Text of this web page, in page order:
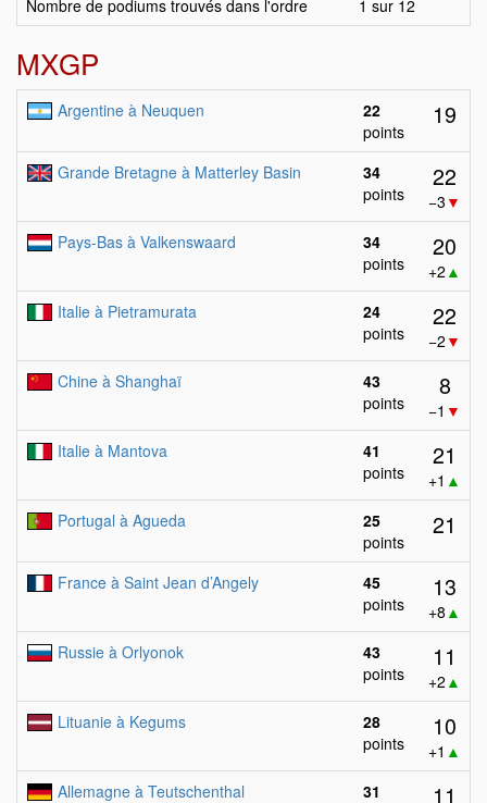
Nombre de podiums trouvés dans l'ordre 1 sur 12
MXGP
Argentine à Neuquen
22
points
19
Grande Bretagne à Matterley Basin
34
points
22
−3 ▼
Pays-Bas à Valkenswaard
34
points
20
+2 ▲
Italie à Pietramurata
24
points
22
−2 ▼
Chine à Shanghaï
43
points
8
−1 ▼
Italie à Mantova
41
points
21
+1 ▲
Portugal à Agueda
25
points
21
France à Saint Jean d’Angely
45
points
13
+8 ▲
Russie à Orlyonok
43
points
11
+2 ▲
Lituanie à Kegums
28
points
10
+1 ▲
Allemagne à Teutschenthal
31
11